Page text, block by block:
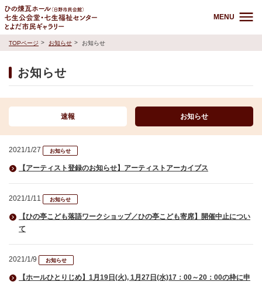
MENU
TOPページ お知らせ お知らせ
お知らせ
速報 お知らせ
2021/1/27 お知らせ
【アーティスト登録のお知らせ】アーティストアーカイブス
2021/1/11 お知らせ
【ひの亭こども落語ワークショップ／ひの亭こども寄席】開催中止につい
て
2021/1/9 お知らせ
【ホールひとりじめ】1月19日(火), 1月27日(水)17：00～20：00の枠に申